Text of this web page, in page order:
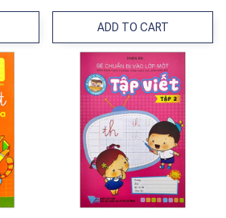
ADD TO CART